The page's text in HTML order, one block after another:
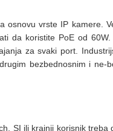
osnovu vrste IP kamere.
da koristite PoE od
za svaki port.
bezbednosnim i
SI ili krajnji korisnik